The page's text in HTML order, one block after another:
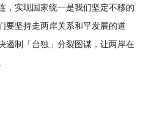
，实现国家统一是我们坚定不移的
要坚持走两岸关系和平发展的道
遏制「台独」分裂图谋，让两岸在